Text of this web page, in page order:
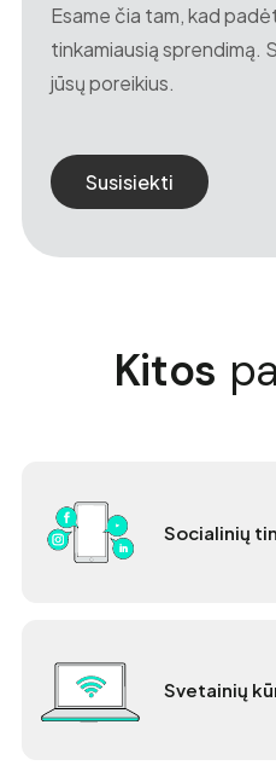
Esame čia tam, kad
tinkamiausią sprendimą.
jūsų poreikius.
Susisiekti
Kitos
Socialinių
Svetainių